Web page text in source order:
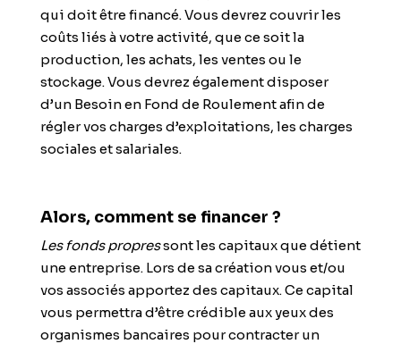
qui doit être financé. Vous devrez couvrir les
coûts liés à votre activité, que ce soit la
production, les achats, les ventes ou le
stockage. Vous devrez également disposer
d’un Besoin en Fond de Roulement afin de
régler vos charges d’exploitations, les charges
sociales et salariales.
Alors, comment se financer ?
Lesfonds propressont les capitaux que détient
une entreprise. Lors de sa création vous et/ou
vos associés apportez des capitaux. Ce capital
vous permettra d’être crédible aux yeux des
organismes bancaires pour contracter un